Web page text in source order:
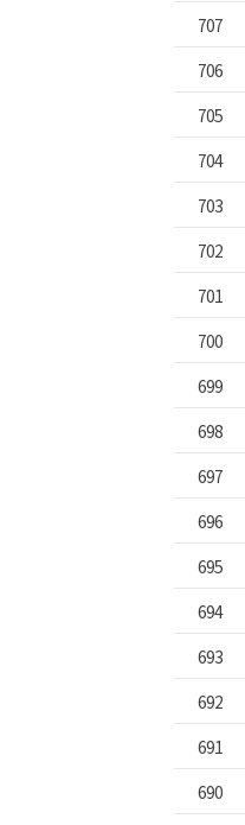
707
706
705
704
703
702
701
700
699
698
697
696
695
694
693
692
691
690